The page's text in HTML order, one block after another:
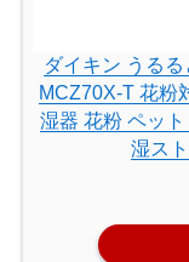
ダイキン うる
MCZ70X-T 花粉
湿器 花粉 ペッ
湿ス